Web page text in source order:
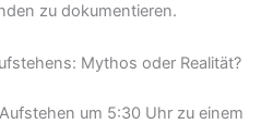
zu dokumentieren.
Mythos oder Realität?
um 5:30 Uhr zu einem